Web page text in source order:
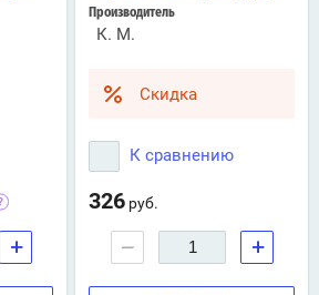
+
Производитель
К. М.
Скидка
К сравнению
326 руб.
− +